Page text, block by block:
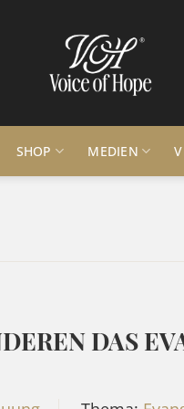
SHOP MEDIEN
DAS